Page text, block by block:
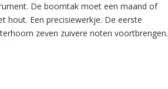
De boomtak moet een maand of
hout. Een precisiewerkje. De eerste
zeven zuivere noten voortbrengen.